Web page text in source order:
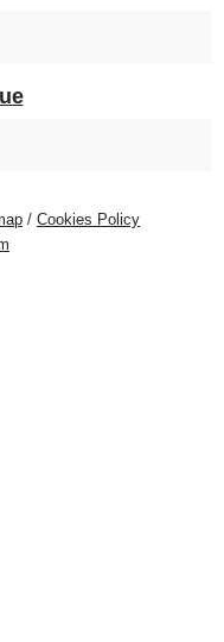
/ Cookies Policy